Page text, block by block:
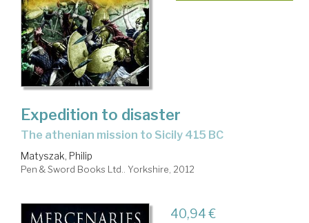
Expedition to disaster
the athenian mission to Sicily 415 BC
Matyszak, Philip
Pen & Sword Books Ltd.. Yorkshire, 2012
40,94 €